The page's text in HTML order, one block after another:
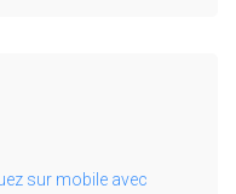
sur mobile avec